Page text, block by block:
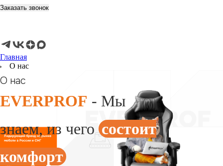
Заказать звонок
Главная
О нас
О нас
EVERPROF - Мы
знаем, из чегосостоит
комфорт